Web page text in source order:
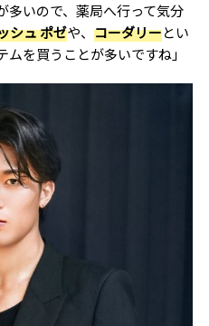
多いので、薬局へ行って気分
シュ ポゼや、 コーダリーとい
を買うことが多いですね」